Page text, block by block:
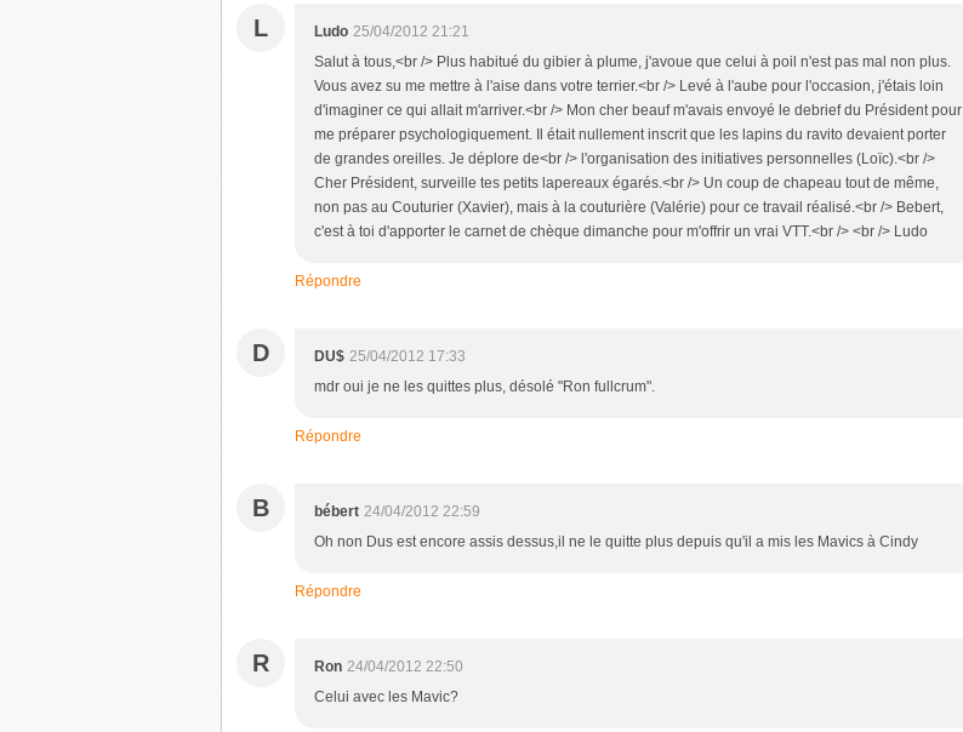
L Ludo 25/04/2012 21:21
Salut à tous,<br /> Plus habitué du gibier à plume, j'avoue que celui à poil n'est pas mal non plus.
Vous avez su me mettre à l'aise dans votre terrier.<br /> Levé à l'aube pour l'occasion, j'étais loin
d'imaginer ce qui allait m'arriver.<br /> Mon cher beauf m'avais envoyé le debrief du Président pour
me préparer psychologiquement. Il était nullement inscrit que les lapins du ravito devaient porter
de grandes oreilles. Je déplore de<br /> l'organisation des initiatives personnelles (Loïc).<br />
Cher Président, surveille tes petits lapereaux égarés.<br /> Un coup de chapeau tout de même,
non pas au Couturier (Xavier), mais à la couturière (Valérie) pour ce travail réalisé.<br /> Bebert,
c'est à toi d'apporter le carnet de chèque dimanche pour m'offrir un vrai VTT.<br /> <br /> Ludo
Répondre
D DU$ 25/04/2012 17:33
mdr oui je ne les quittes plus, désolé "Ron fullcrum".
Répondre
B bébert 24/04/2012 22:59
Oh non Dus est encore assis dessus,il ne le quitte plus depuis qu'il a mis les Mavics à Cindy
Répondre
R Ron 24/04/2012 22:50
Celui avec les Mavic?